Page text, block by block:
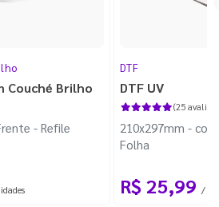
Couché Brilho
- Refile
DTF
DTF UV
(25
210x297mm -
Folha
R$ 25,99 / 1